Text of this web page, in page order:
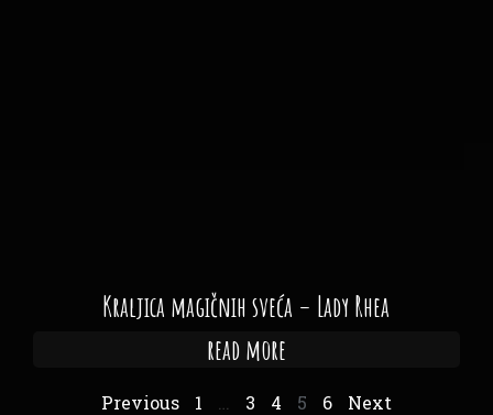
Kraljica magičnih sveća – Lady Rhea
read more
Previous 1 3 4 5 6 Next